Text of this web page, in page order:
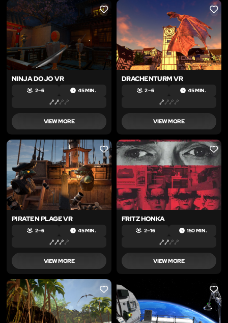
LIKE
NINJA DOJO VR
2 – 6 45 MIN.
VIEW MORE
LIKE
DRACHENTURM VR
2 – 6 45 MIN.
VIEW MORE
LIKE
PIRATEN PLAGE VR
2 – 6 45 MIN.
VIEW MORE
LIKE
FRITZ HONKA
2 – 16 150 MIN.
VIEW MORE
LIKE LIKE